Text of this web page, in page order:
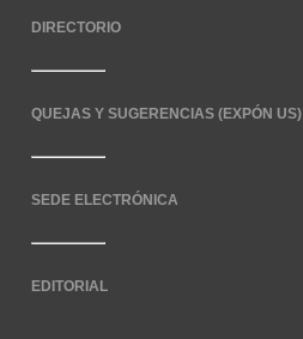
DIRECTORIO
QUEJAS Y SUGERENCIAS (EXPÓN US)
SEDE ELECTRÓNICA
EDITORIAL